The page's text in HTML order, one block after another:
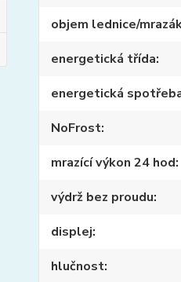
objem lednice/
energetická třída
energetická
NoFrost
mrazící výkon 24 hod
výdrž bez proudu
displej
hlučnost